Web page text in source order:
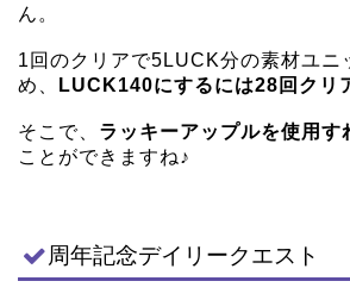
ん。
1回のクリアで5LUCK分の素材ユニ
め、
LUCK140にするには28回クリ
そこで、 ラッキーアップルを使用す
ことができますね♪
周年記念デイリークエスト